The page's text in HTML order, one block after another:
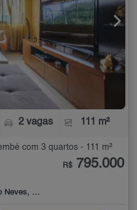
2 vagas 111 m²
com 3 quartos - 111 m²
120
R$ 795.000